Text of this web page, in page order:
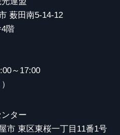
薮田南5-14-12
階
～17:00
ター
市 東区東桜一丁目11番1号